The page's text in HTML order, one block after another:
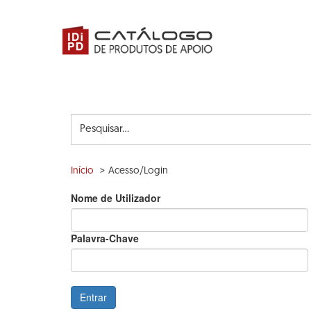
Início Acesso/Login
Nome de Utilizador
Palavra-Chave
Entrar